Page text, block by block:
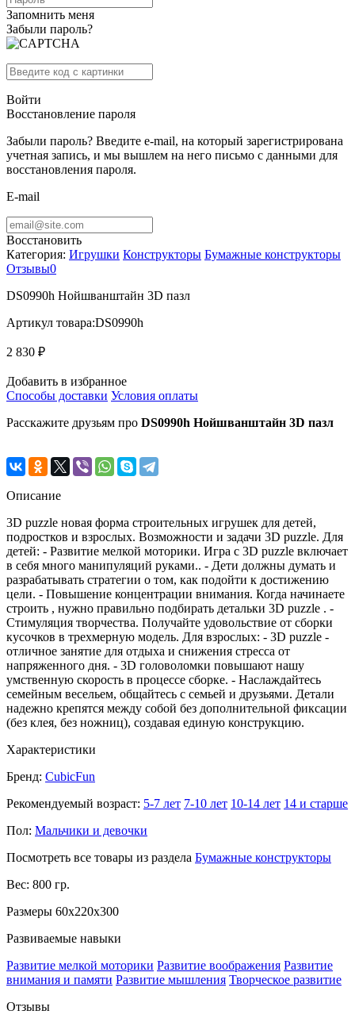
Запомнить меня
Забыли пароль?
Войти
Восстановление пароля
Забыли пароль? Введите e-mail, на который зарегистрирована
учетная запись, и мы вышлем на него письмо с данными для
восстановления пароля.
E-mail
Восстановить
Категория: Игрушки Конструкторы Бумажные конструкторы
Отзывы0
DS0990h Нойшванштайн 3D пазл
Артикул товара:DS0990h
2 830 ₽
Добавить в избранное
Способы доставки Условия оплаты
Расскажите друзьям про DS0990h Нойшванштайн 3D пазл
Описание
3D puzzle новая форма строительных игрушек для детей,
подростков и взрослых. Возможности и задачи 3D puzzle. Для
детей: - Развитие мелкой моторики. Игра с 3D puzzle включает
в себя много манипуляций руками.. - Дети должны думать и
разрабатывать стратегии о том, как подойти к достижению
цели. - Повышение концентрации внимания. Когда начинаете
строить , нужно правильно подбирать детальки 3D puzzle . -
Стимуляция творчества. Получайте удовольствие от сборки
кусочков в трехмерную модель. Для взрослых: - 3D puzzle -
отличное занятие для отдыха и снижения стресса от
напряженного дня. - 3D головоломки повышают нашу
умственную скорость в процессе сборке. - Наслаждайтесь
семейным весельем, общайтесь с семьей и друзьями. Детали
надежно крепятся между собой без дополнительной фиксации
(без клея, без ножниц), создавая единую конструкцию.
Характеристики
Бренд: CubicFun
Рекомендуемый возраст: 5-7 лет 7-10 лет 10-14 лет 14 и старше
Пол: Мальчики и девочки
Посмотреть все товары из раздела Бумажные конструкторы
Вес: 800 гр.
Размеры 60x220x300
Развиваемые навыки
Развитие мелкой моторики Развитие воображения Развитие
внимания и памяти Развитие мышления Творческое развитие
Отзывы